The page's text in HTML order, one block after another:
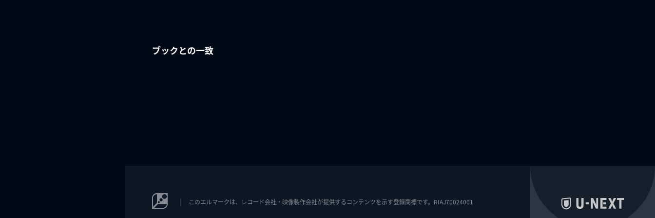
ブックとの一致
このエルマークは、レコード会社・映像製作会社が提供するコンテンツを示す登録商標です。RIAJ70024001